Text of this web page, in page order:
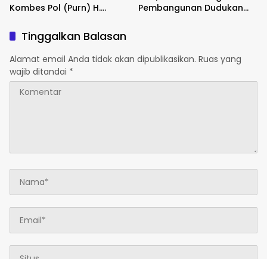
Kombes Pol (Purn) H.
Pembangunan Dudukan
Tinggalkan Balasan
Alamat email Anda tidak akan dipublikasikan. Ruas yang
wajib ditandai *